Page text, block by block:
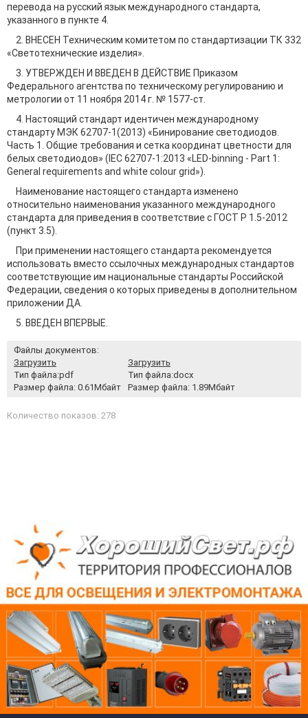
перевода на русский язык международного стандарта,
указанного в пункте 4.
2. ВНЕСЕН Техническим комитетом по стандартизации ТК 332
«Светотехнические изделия».
3. УТВЕРЖДЕН И ВВЕДЕН В ДЕЙСТВИЕ Приказом
Федерального агентства по техническому регулированию и
метрологии от 11 ноября 2014 г. № 1577-ст.
4. Настоящий стандарт идентичен международному
стандарту МЭК 62707-1(2013) «Бинирование светодиодов.
Часть 1. Общие требования и сетка координат цветности для
белых светодиодов» (IEC 62707-1:2013 «LED-binning - Part 1:
General requirements and white colour grid»).
Наименование настоящего стандарта изменено
относительно наименования указанного международного
стандарта для приведения в соответствие с ГОСТ Р 1.5-2012
(пункт 3.5).
При применении настоящего стандарта рекомендуется
использовать вместо ссылочных международных стандартов
соответствующие им национальные стандарты Российской
Федерации, сведения о которых приведены в дополнительном
приложении ДА.
5. ВВЕДЕН ВПЕРВЫЕ.
Файлы документов:
Загрузить
Тип файла:pdf
Размер файла: 0.61Мбайт
Загрузить
Тип файла:docx
Размер файла: 1.89Мбайт
Количество показов: 278